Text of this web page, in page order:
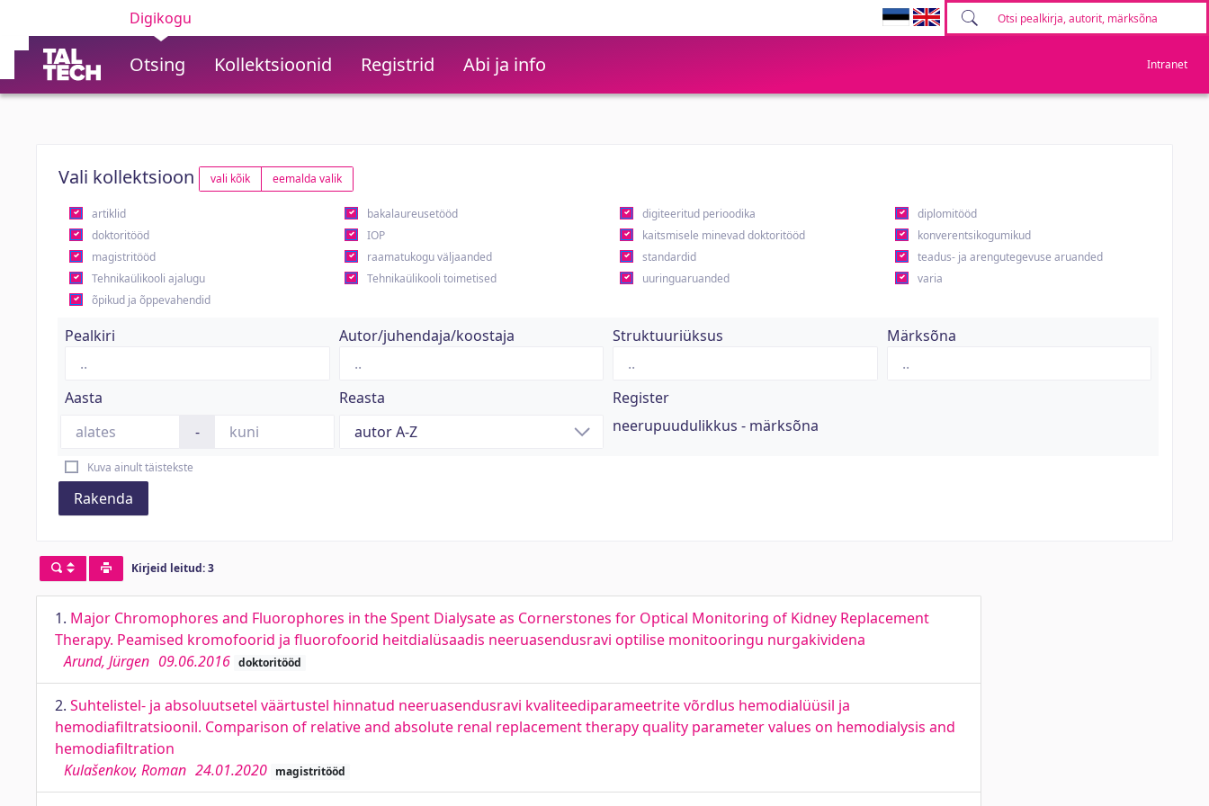
Digikogu
Otsing Kollektsioonid Registrid Abi ja info Intranet
Vali kollektsioon vali kõik eemalda valik
artiklid bakalaureusetööd digiteeritud perioodika
diplomitööd
doktoritööd
IOP kaitsmisele minevad doktoritööd
konverentsikogumikud
magistritööd
raamatukogu väljaanded standardid
teadus- ja arengutegevuse aruanded
Tehnikaülikooli ajalugu
Tehnikaülikooli toimetised uuringuaruanded
varia
õpikud ja õppevahendid
Pealkiri Autor/juhendaja/koostaja Struktuuriüksus Märksõna
Aasta
-
Reasta
Register
neerupuudulikkus - märksõna
Kuva ainult täistekste
Rakenda
Kirjeid leitud: 3
1. Major Chromophores and Fluorophores in the Spent Dialysate as Cornerstones for Optical Monitoring of Kidney Replacement
Therapy. Peamised kromofoorid ja fluorofoorid heitdialüsaadis neeruasendusravi optilise monitooringu nurgakividena
Arund, Jürgen 09.06.2016 doktoritööd
2. Suhtelistel- ja absoluutsetel väärtustel hinnatud neeruasendusravi kvaliteediparameetrite võrdlus hemodialüüsil ja
hemodiafiltratsioonil. Comparison of relative and absolute renal replacement therapy quality parameter values on hemodialysis and
hemodiafiltration
Kulašenkov, Roman 24.01.2020 magistritööd